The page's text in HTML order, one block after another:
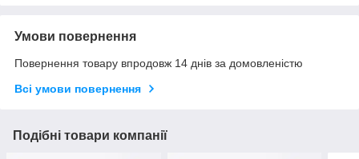
Умови повернення
Повернення товару впродовж 14 днів за домовленістю
Всі умови повернення
Подібні товари компанії